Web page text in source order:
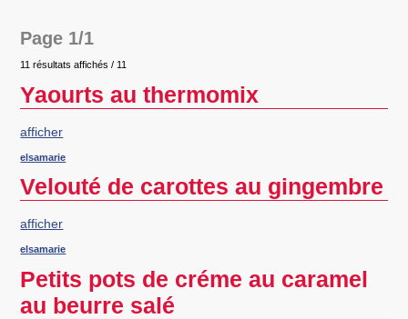
Page 1/1
11 résultats affichés / 11
Yaourts au thermomix
afficher
elsamarie
Velouté de carottes au gingembre
afficher
elsamarie
Petits pots de créme au caramel
au beurre salé